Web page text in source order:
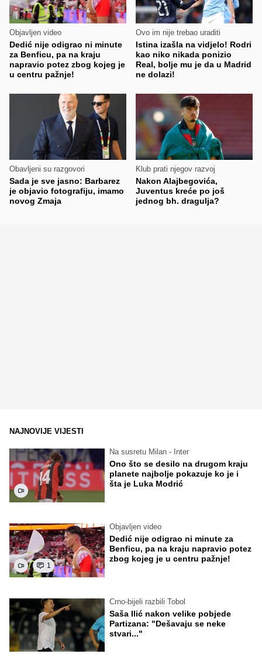
Objavljen video
Dedić nije odigrao ni minute
za Benficu, pa na kraju
napravio potez zbog kojeg je
u centru pažnje!
Ovo im nije trebao uraditi
Istina izašla na vidjelo! Rodri
kao niko nikada ponizio
Real, bolje mu je da u Madrid
ne dolazi!
Obavljeni su razgovori
Sada je sve jasno: Barbarez
je objavio fotografiju, imamo
novog Zmaja
Klub prati njegov razvoj
Nakon Alajbegovića,
Juventus kreće po još
jednog bh. dragulja?
NAJNOVIJE VIJESTI
Na susretu Milan - Inter
Ono što se desilo na drugom kraju
planete najbolje pokazuje ko je i
šta je Luka Modrić
1
Objavljen video
Dedić nije odigrao ni minute za
Benficu, pa na kraju napravio potez
zbog kojeg je u centru pažnje!
Crno-bijeli razbili Tobol
Saša Ilić nakon velike pobjede
Partizana: "Dešavaju se neke
stvari..."